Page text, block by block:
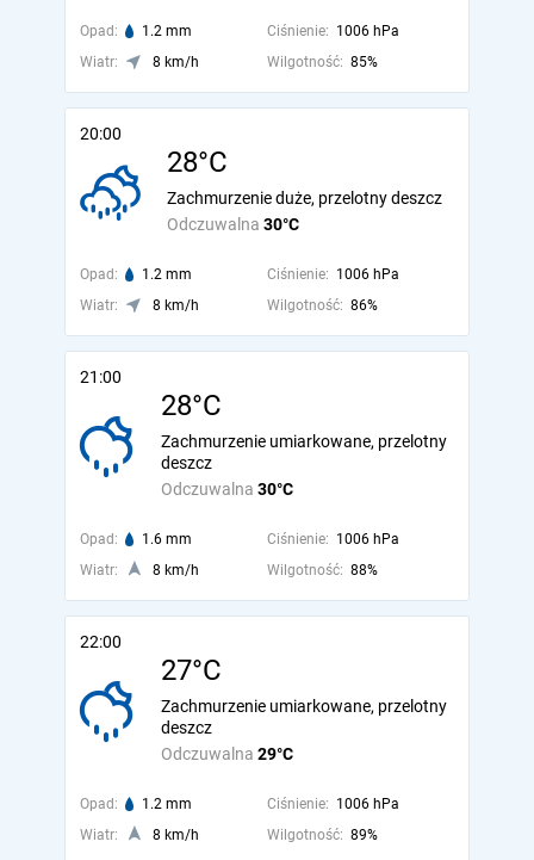
Opad: 1.2 mm Ciśnienie: 1006 hPa
Wiatr:
8 km/h Wilgotność: 85%
20:00
28°C
Odczuwalna 30°C
Zachmurzenie duże, przelotny deszcz
Opad: 1.2 mm Ciśnienie: 1006 hPa
Wiatr:
8 km/h Wilgotność: 86%
21:00
28°C
Odczuwalna 30°C
Zachmurzenie umiarkowane, przelotny
deszcz
Opad: 1.6 mm Ciśnienie: 1006 hPa
Wiatr:
8 km/h Wilgotność: 88%
22:00
27°C
Odczuwalna 29°C
Zachmurzenie umiarkowane, przelotny
deszcz
Opad: 1.2 mm Ciśnienie: 1006 hPa
Wiatr:
8 km/h Wilgotność: 89%